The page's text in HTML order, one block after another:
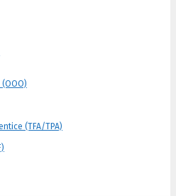
(TFA/TPA)